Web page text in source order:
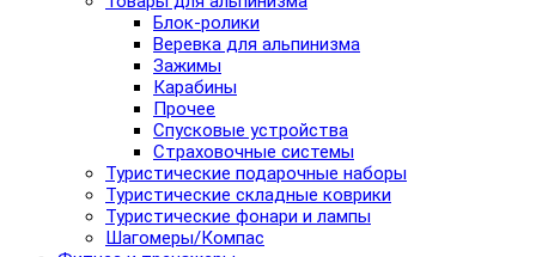
Блок-ролики
Веревка для альпинизма
Зажимы
Карабины
Прочее
Спусковые устройства
Страховочные системы
Туристические подарочные наборы
Туристические складные коврики
Туристические фонари и лампы
Шагомеры/Компас